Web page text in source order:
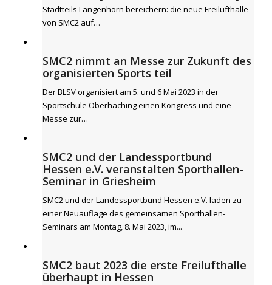
Stadtteils Langenhorn bereichern: die neue Freilufthalle
von SMC2 auf…
SMC2 nimmt an Messe zur Zukunft des
organisierten Sports teil
Der BLSV organisiert am 5. und 6 Mai 2023 in der
Sportschule Oberhaching einen Kongress und eine
Messe zur…
SMC2 und der Landessportbund
Hessen e.V. veranstalten Sporthallen-
Seminar in Griesheim
SMC2 und der Landessportbund Hessen e.V. laden zu
einer Neuauflage des gemeinsamen Sporthallen-
Seminars am Montag, 8. Mai 2023, im...
SMC2 baut 2023 die erste Freilufthalle
überhaupt in Hessen